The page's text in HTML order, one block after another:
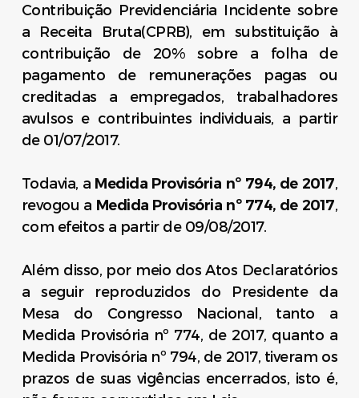
Contribuição Previdenciária Incidente sobre
a Receita Bruta(CPRB), em substituição à
contribuição de 20% sobre a folha de
pagamento de remunerações pagas ou
creditadas a empregados, trabalhadores
avulsos e contribuintes individuais, a partir
de 01/07/2017.
Todavia, a Medida Provisória nº 794, de 2017,
revogou a Medida Provisória nº 774, de 2017,
com efeitos a partir de 09/08/2017.
Além disso, por meio dos Atos Declaratórios
a seguir reproduzidos do Presidente da
Mesa do Congresso Nacional, tanto a
Medida Provisória nº 774, de 2017, quanto a
Medida Provisória nº 794, de 2017, tiveram os
prazos de suas vigências encerrados, isto é,